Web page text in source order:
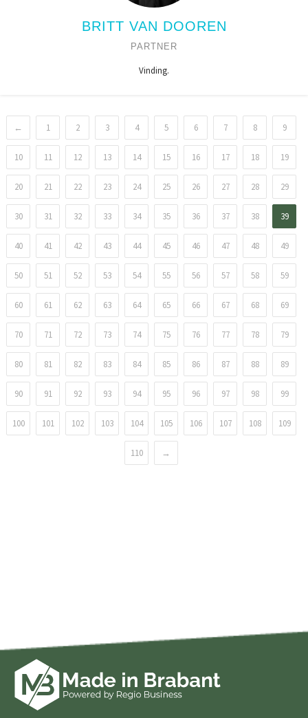
BRITT VAN DOOREN
PARTNER
Vinding.
← 1 2 3 4 5 6 7 8 9
10 11 12 13 14 15 16 17 18 19
20 21 22 23 24 25 26 27 28 29
30 31 32 33 34 35 36 37 38 39
40 41 42 43 44 45 46 47 48 49
50 51 52 53 54 55 56 57 58 59
60 61 62 63 64 65 66 67 68 69
70 71 72 73 74 75 76 77 78 79
80 81 82 83 84 85 86 87 88 89
90 91 92 93 94 95 96 97 98 99
100 101 102 103 104 105 106 107 108 109
110 →